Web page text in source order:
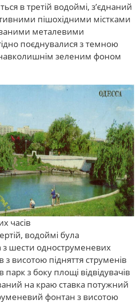
в третій водоймі, з’єднаний
пішохідними містками
металевими
поєднувалися з темною
зеленим фоном
часів
водоймі була
з шести одноструменевих
з висотою підняття струменів
з боку площі відвідувачів
на краю ставка потужний
фонтан з висотою